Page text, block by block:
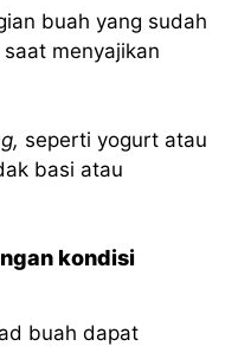
buah yang sudah
menyajikan
seperti yogurt atau
basi atau
kondisi
buah dapat